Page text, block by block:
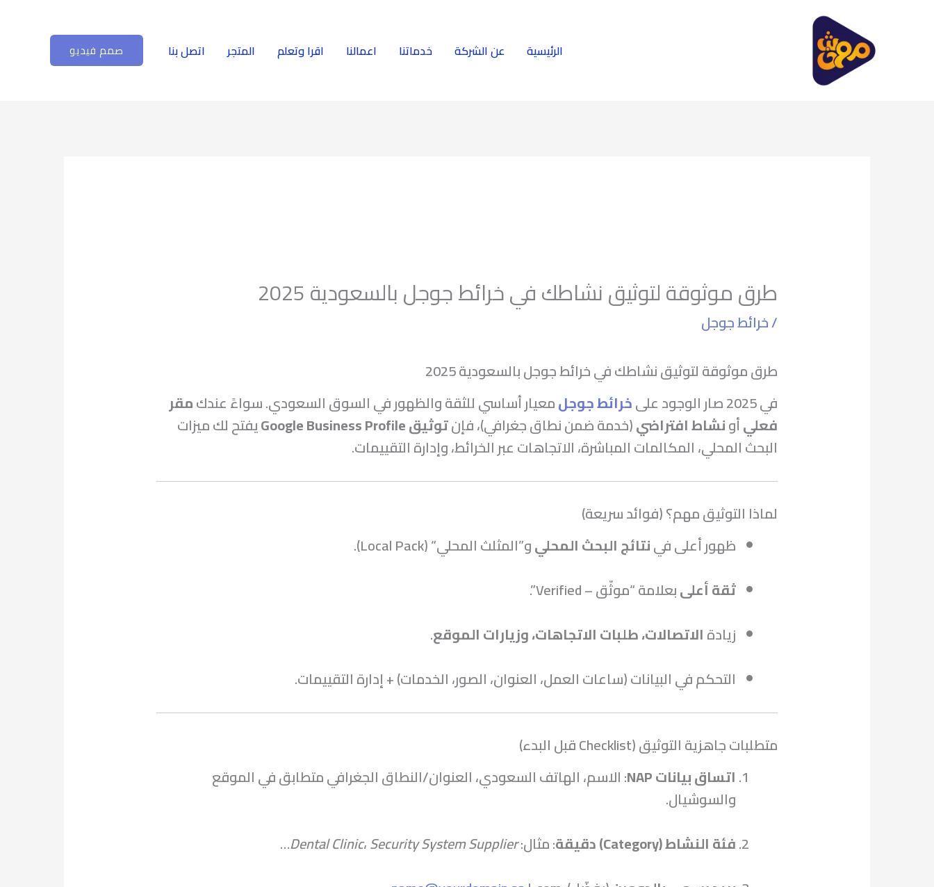
الرئيسية عن الشركة خدماتنا اعمالنا اقرا وتعلم المتجر اتصل بنا صمم فيديو
طرق موثوقة لتوثيق نشاطك في خرائط جوجل بالسعودية 2025
/خرائط جوجل
طرق موثوقة لتوثيق نشاطك في خرائط جوجل بالسعودية 2025
في 2025 صار الوجود على
خرائط جوجلمعيار أساسي للثقة والظهور في السوق السعودي. سواءً عندكمقر
فعليأونشاط افتراضي(خدمة ضمن نطاق جغرافي)، فإنتوثيق Google Business Profile
يفتح لك ميزات
البحث المحلي، المكالمات المباشرة، الاتجاهات عبر الخرائط، وإدارة التقييمات.
لماذا التوثيق مهم؟ (فوائد سريعة)
ظهور أعلى فينتائج البحث المحليو”المثلث المحلي“ (Local Pack).
ثقة أعلىبعلامة “موثّق – Verified”.
زيادةالاتصالات، طلبات الاتجاهات، وزيارات الموقع.
التحكم في البيانات (ساعات العمل، العنوان، الصور، الخدمات) + إدارة التقييمات.
متطلبات جاهزية التوثيق (Checklist قبل البدء)
اتساق بيانات NAP
: الاسم، الهاتف السعودي، العنوان/النطاق الجغرافي متطابق في الموقع
والسوشيال.
فئة النشاط (Category) دقيقة
: مثال: Dental Clinic،Security System Supplier
…